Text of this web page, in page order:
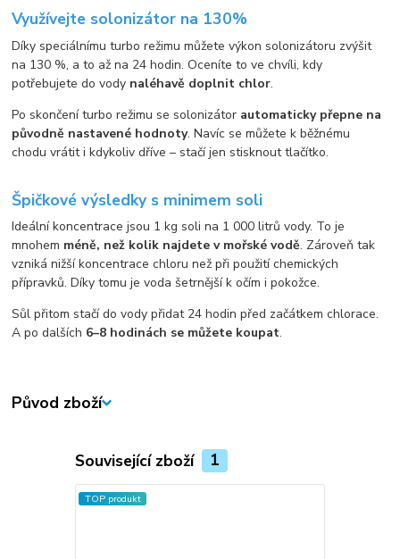
Využívejte solonizátor na 130%
Díky speciálnímu turbo režimu můžete výkon solonizátoru zvýšit
na 130 %, a to až na 24 hodin. Oceníte to ve chvíli, kdy
potřebujete do vody naléhavě doplnit chlor.
Po skončení turbo režimu se solonizátor automaticky přepne na
původně nastavené hodnoty. Navíc se můžete k běžnému
chodu vrátit i kdykoliv dříve – stačí jen stisknout tlačítko.
Špičkové výsledky s minimem soli
Ideální koncentrace jsou 1 kg soli na 1 000 litrů vody. To je
mnohem méně, než kolik najdete v mořské vodě. Zároveň tak
vzniká nižší koncentrace chloru než při použití chemických
přípravků. Díky tomu je voda šetrnější k očím i pokožce.
Sůl přitom stačí do vody přidat 24 hodin před začátkem chlorace.
A po dalších 6–8 hodinách se můžete koupat.
Původ zboží
Související zboží 1
TOP produkt